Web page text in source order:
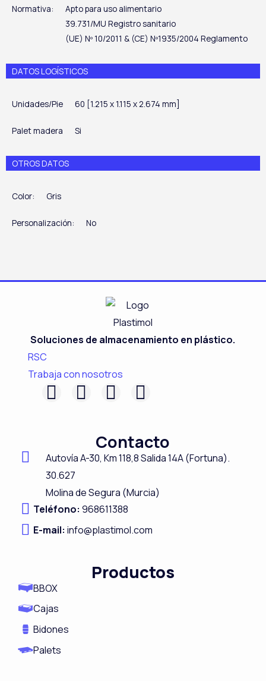
Normativa:
Apto para uso alimentario
39.731/MU Registro sanitario
(UE) Nº 10/2011 & (CE) Nº1935/2004 Reglamento
DATOS LOGÍSTICOS
Unidades/Pie 60 [1.215 x 1.115 x 2.674 mm]
Palet madera Si
OTROS DATOS
Color: Gris
Personalización: No
Soluciones de almacenamiento en plástico.
RSC
Trabaja con nosotros
F
e
b
o
o
k
L
k
e
d
i
n
I
t
a
g
r
a
Y
t
u
b
Contacto
Autovía A-30, Km 118,8Salida 14A (Fortuna).
30.627
Molina de Segura (Murcia)
Teléfono:968611388
E-mail: info@plastimol.com
Productos
BBOX
Cajas
Bidones
Palets